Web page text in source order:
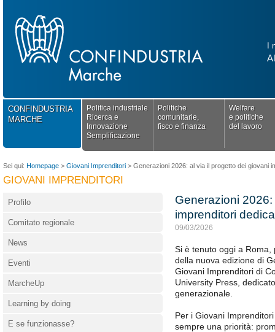
CONFINDUSTRIA
MARCHE
Politica industriale
Ricerca e
Innovazione
Semplificazione
Politiche
comunitarie,
fisco e finanza
Welfare
e politiche
del lavoro
Sei qui: Homepage > Giovani Imprenditori > Generazioni 2026: al via il progetto dei giovani
GIOVANI IMPRENDITORI
Generazioni
imprenditori
09/03/2026
Si è tenuto oggi a Roma,
della nuova edizione di
Giovani Imprenditori di
University Press,
generazionale.
Per i Giovani
sempre una priorità:
Profilo
Comitato regionale
News
Eventi
MarcheUp
Learning by doing
E se funzionasse?